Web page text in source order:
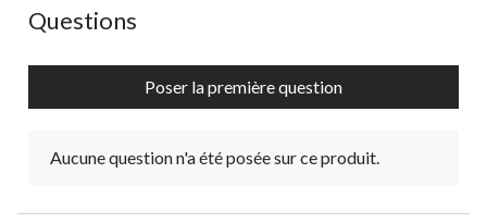
Aucune question n'a été posée sur ce produit.
Questions
Poser la première question
Aucune question n'a été posée sur ce produit.